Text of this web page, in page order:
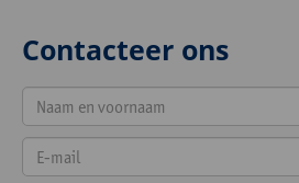
Contacteer ons